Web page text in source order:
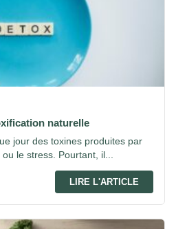
naturelle
jour des toxines produites par
le stress. Pourtant, il...
LIRE L'ARTICLE